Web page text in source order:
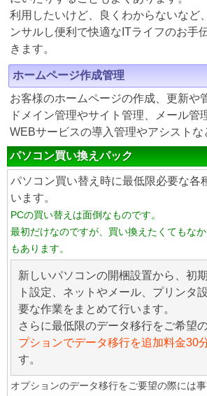
利用したいけど、良くわからないなど
ンサルし便利で快適なITライフのお手
きます。
ホームページ作成管理
お客様のホームページの作成、更新や
ドメイン管理やサイト管理、メール管
WEBサービスの導入管理やアシストな
パソコン買い換えパック
パソコン買い替え時に最低限必要な各
います。
PCの買い替えは面倒なものです。
最初だけなのですが、買い換えたくてもな
もあります。
新しいパソコンの開梱設置から、初
ト設定、ネットやメール、プリンタ
要な作業をまとめて行います。
さらに最低限のデータ移行をご希望
プションでデータ移行を追加料金30
す。
オプションのデータ移行をご要望の際には事